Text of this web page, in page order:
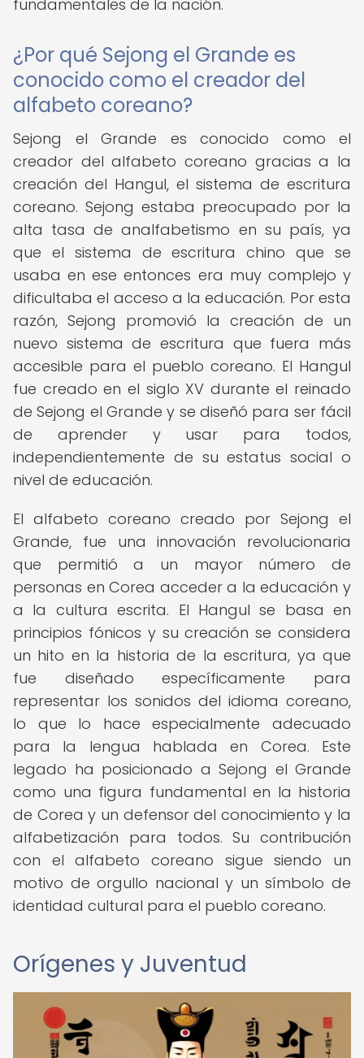
fundamentales de la nación.
¿Por qué Sejong el Grande es
conocido como el creador del
alfabeto coreano?
Sejong el Grande es conocido como el
creador del alfabeto coreano gracias a la
creación del Hangul, el sistema de escritura
coreano. Sejong estaba preocupado por la
alta tasa de analfabetismo en su país, ya
que el sistema de escritura chino que se
usaba en ese entonces era muy complejo y
dificultaba el acceso a la educación. Por esta
razón, Sejong promovió la creación de un
nuevo sistema de escritura que fuera más
accesible para el pueblo coreano. El Hangul
fue creado en el siglo XV durante el reinado
de Sejong el Grande y se diseñó para ser fácil
de aprender y usar para todos,
independientemente de su estatus social o
nivel de educación.
El alfabeto coreano creado por Sejong el
Grande, fue una innovación revolucionaria
que permitió a un mayor número de
personas en Corea acceder a la educación y
a la cultura escrita. El Hangul se basa en
principios fónicos y su creación se considera
un hito en la historia de la escritura, ya que
fue diseñado específicamente para
representar los sonidos del idioma coreano,
lo que lo hace especialmente adecuado
para la lengua hablada en Corea. Este
legado ha posicionado a Sejong el Grande
como una figura fundamental en la historia
de Corea y un defensor del conocimiento y la
alfabetización para todos. Su contribución
con el alfabeto coreano sigue siendo un
motivo de orgullo nacional y un símbolo de
identidad cultural para el pueblo coreano.
Orígenes y Juventud